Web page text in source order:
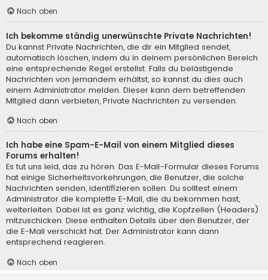
Nach oben
Ich bekomme ständig unerwünschte Private Nachrichten!
Du kannst Private Nachrichten, die dir ein Mitglied sendet,
automatisch löschen, indem du in deinem persönlichen Bereich
eine entsprechende Regel erstellst. Falls du belästigende
Nachrichten von jemandem erhältst, so kannst du dies auch
einem Administrator melden. Dieser kann dem betreffenden
Mitglied dann verbieten, Private Nachrichten zu versenden.
Nach oben
Ich habe eine Spam-E-Mail von einem Mitglied dieses
Forums erhalten!
Es tut uns leid, das zu hören. Das E-Mail-Formular dieses Forums
hat einige Sicherheitsvorkehrungen, die Benutzer, die solche
Nachrichten senden, identifizieren sollen. Du solltest einem
Administrator die komplette E-Mail, die du bekommen hast,
weiterleiten. Dabei ist es ganz wichtig, die Kopfzeilen (Headers)
mitzuschicken. Diese enthalten Details über den Benutzer, der
die E-Mail verschickt hat. Der Administrator kann dann
entsprechend reagieren.
Nach oben